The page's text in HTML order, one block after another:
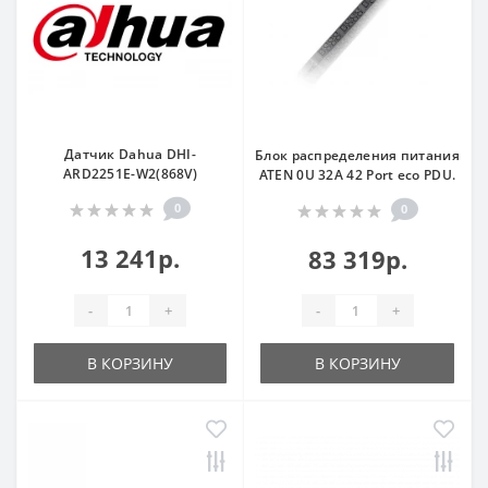
Датчик Dahua DHI-
ARD2251E-W2(868V)
0
13 241р.
- +
В КОРЗИНУ
Блок распределения питания
ATEN 0U 32A 42 Port eco PDU.
0
83 319р.
- +
В КОРЗИНУ